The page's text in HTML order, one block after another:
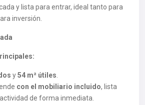
y lista para entrar, ideal tanto para
inversión.
y54 m² útiles
con el mobiliario incluido, lista
de forma inmediata.